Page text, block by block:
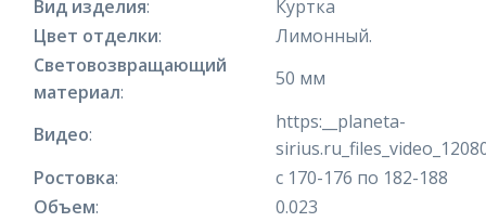
Вид изделия:
Куртка
Цвет отделки:
Лимонный.
Световозвращающий
материал:
50 мм
Видео:
https:__planeta-
Ростовка:
с 170-176 по 182-188
Объем:
0.023